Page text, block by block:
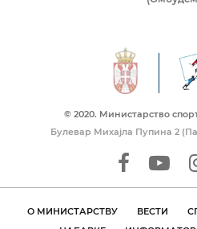
© 2020. Mинистарство
Булевар Михајла Пупина 2
О МИНИСТАРСТВУ ВЕСТИ